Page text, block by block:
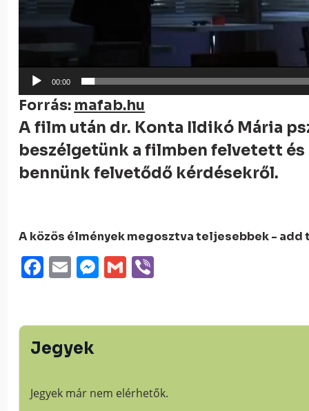
00:00
Forrás: mafab.hu
A film után dr. Konta Ildikó Mária
beszélgetünk a filmben felvetett és
bennünk felvetődő kérdésekről.
A közös élmények megosztva teljesebbek - add
Facebook
EmailMessenger
Gmail
Jegyek
Jegyek már nem elérhetők.